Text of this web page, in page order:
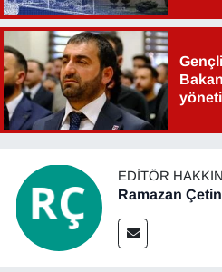
EDITÖR
Ramazan Çetin
TEKNOLOJİ
Turizm
VAN'DA SPOR
YAŞAM
YEREL